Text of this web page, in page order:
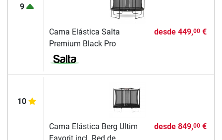
9
Cama Elástica Salta
Premium Black Pro
desde 449,00€
10
Cama Elástica Berg Ultim
desde 849,00€